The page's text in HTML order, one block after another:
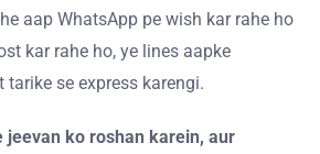
aap WhatsApp pe wish kar rahe ho
kar rahe ho, ye lines aapke
se express karengi.
jeevan ko roshan karein, aur